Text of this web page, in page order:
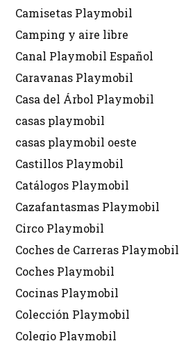
Camisetas Playmobil
Camping y aire libre
Canal Playmobil Español
Caravanas Playmobil
Casa del Árbol Playmobil
casas playmobil
casas playmobil oeste
Castillos Playmobil
Catálogos Playmobil
Cazafantasmas Playmobil
Circo Playmobil
Coches de Carreras Playmobil
Coches Playmobil
Cocinas Playmobil
Colección Playmobil
Colegio Playmobil